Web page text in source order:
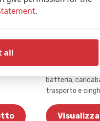
di
Questo
paziente
senza
con la RCP
batteria,
trasporto e
.
all